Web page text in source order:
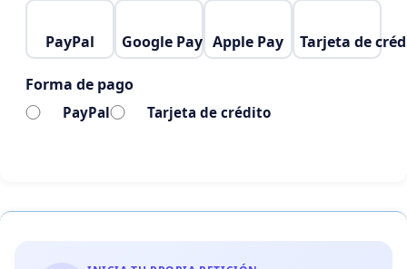
PayPal Google Pay Apple Pay Tarjeta de
Forma de pago
PayPal Tarjeta de crédito